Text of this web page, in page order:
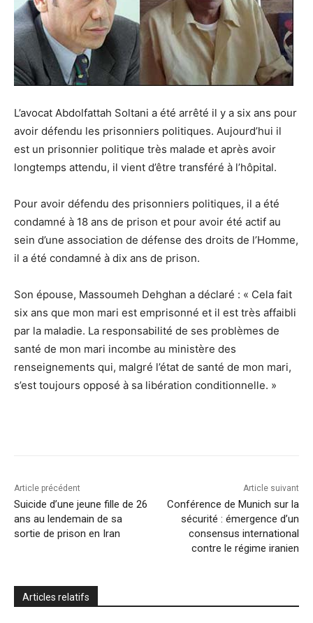
L’avocat Abdolfattah Soltani a été arrêté il y a six ans pour
avoir défendu les prisonniers politiques. Aujourd’hui il
est un prisonnier politique très malade et après avoir
longtemps attendu, il vient d’être transféré à l’hôpital.
Pour avoir défendu des prisonniers politiques, il a été
condamné à 18 ans de prison et pour avoir été actif au
sein d’une association de défense des droits de l’Homme,
il a été condamné à dix ans de prison.
Son épouse, Massoumeh Dehghan a déclaré : « Cela fait
six ans que mon mari est emprisonné et il est très affaibli
par la maladie. La responsabilité de ses problèmes de
santé de mon mari incombe au ministère des
renseignements qui, malgré l’état de santé de mon mari,
s’est toujours opposé à sa libération conditionnelle. »
Article précédent
Suicide d’une jeune fille de 26
ans au lendemain de sa
sortie de prison en Iran
Article suivant
Conférence de Munich sur la
sécurité : émergence d’un
consensus international
contre le régime iranien
Articles relatifs